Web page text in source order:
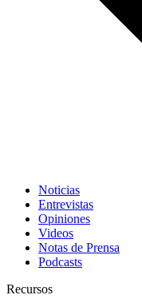
Noticias
Entrevistas
Opiniones
Videos
Notas de Prensa
Podcasts
Recursos